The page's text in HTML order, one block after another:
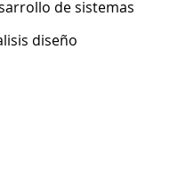
de sistemas
diseño